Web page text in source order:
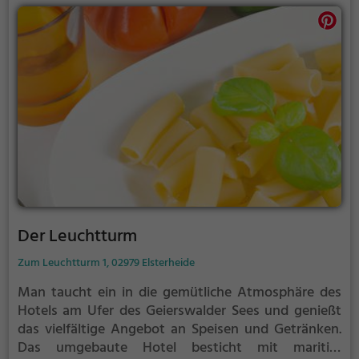
leckeren Speisen. Ein Ort, der zum Genießen und
Verweilen einlädt, und für echte Genussmomente
sorgt.
Der Leuchtturm
Zum Leuchtturm 1, 02979 Elsterheide
Man taucht ein in die gemütliche Atmosphäre des
Hotels am Ufer des Geierswalder Sees und genießt
das vielfältige Angebot an Speisen und Getränken.
Das umgebaute Hotel besticht mit maritim